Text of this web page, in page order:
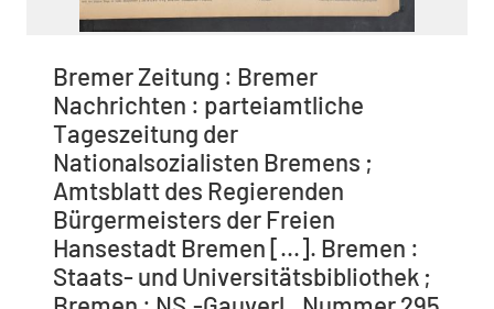
Bremer Zeitung : Bremer
Nachrichten : parteiamtliche
Tageszeitung der
Nationalsozialisten Bremens ;
Amtsblatt des Regierenden
Bürgermeisters der Freien
Hansestadt Bremen [...]. Bremen :
Staats- und Universitätsbibliothek ;